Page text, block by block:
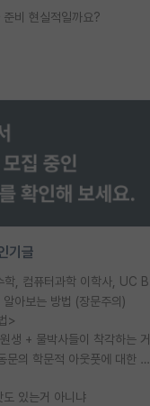
비 현실적일까요?
기글
아보는 방법 (장문주의)
>
생 + 물박사들이 착각하는 거
포스텍 억까에 대해 (동문의 학문적 아웃풋에 대한 반박)
있는거 아니냐